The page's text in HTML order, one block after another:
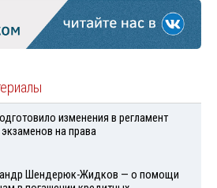
изменения в регламент
на права
Шендерюк-Жидков — о помощи